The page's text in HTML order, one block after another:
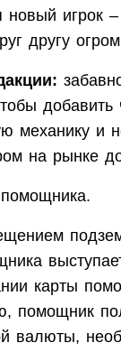
новый игрок
другу
механику и
на рынке
карты
помощник
валюты,